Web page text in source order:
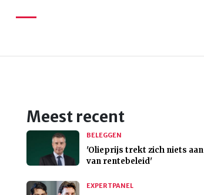
Meest recent
BELEGGEN
'Olieprijs trekt zich niets aan
van rentebeleid'
EXPERTPANEL